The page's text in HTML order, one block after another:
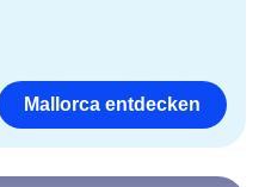
Mallorca entdecken